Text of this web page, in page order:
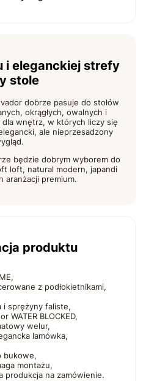
i eleganckiej strefy
stole
dobrze pasuje do stołów
okrągłych, owalnych i
dla wnętrz, w których liczy się
ale nieprzesadzony
będzie dobrym wyborem do
loft, natural modern, japandi
aranżacji premium.
produktu
z podłokietnikami,
i sprężyny faliste,
WATER BLOCKED,
welur,
lamówka,
bukowe,
montażu,
produkcja na zamówienie.